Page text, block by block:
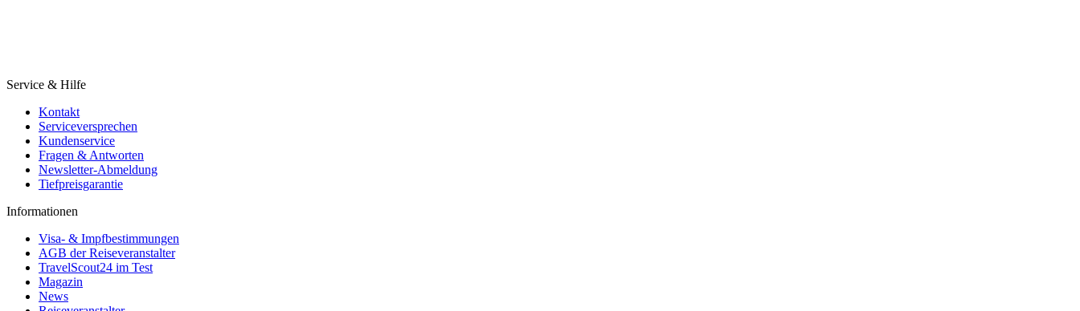
Service & Hilfe
Kontakt
Serviceversprechen
Kundenservice
Fragen & Antworten
Newsletter-Abmeldung
Tiefpreisgarantie
Informationen
Visa- & Impfbestimmungen
AGB der Reiseveranstalter
TravelScout24 im Test
Magazin
News